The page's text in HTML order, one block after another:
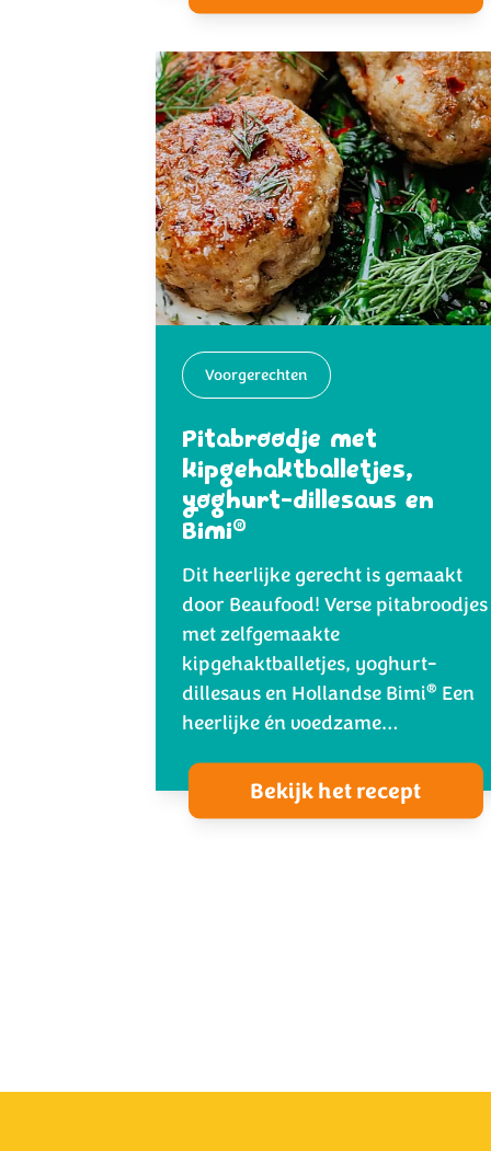
Voorgerechten
Pitabroodje met
kipgehaktballetjes,
yoghurt-dillesaus en
Bimi®
Dit heerlijke gerecht is gemaakt
door Beaufood! Verse pitabroodjes
met zelfgemaakte
kipgehaktballetjes, yoghurt-
dillesaus en Hollandse Bimi® Een
heerlijke én voedzame…
Bekijk het recept